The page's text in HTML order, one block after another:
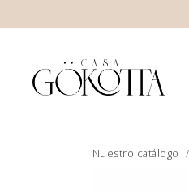
Nuestro catálogo